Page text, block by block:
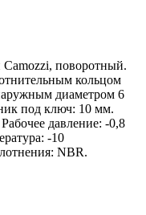
поворотный.
кольцом
диаметром 6
под ключ: 10 мм.
давление: -0,8
-10
NBR.